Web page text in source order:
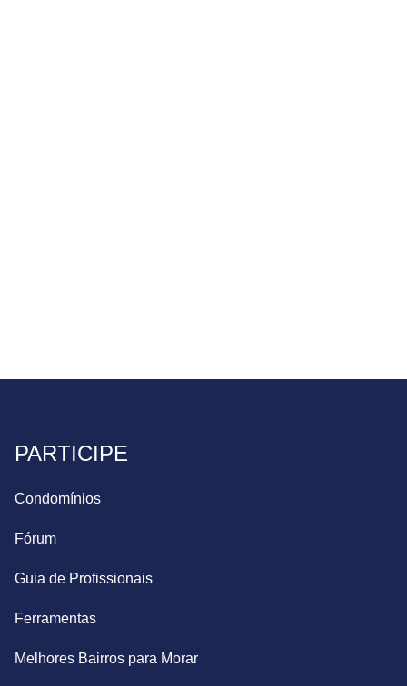
PARTICIPE
Condomínios
Fórum
Guia de Profissionais
Ferramentas
Melhores Bairros para Morar